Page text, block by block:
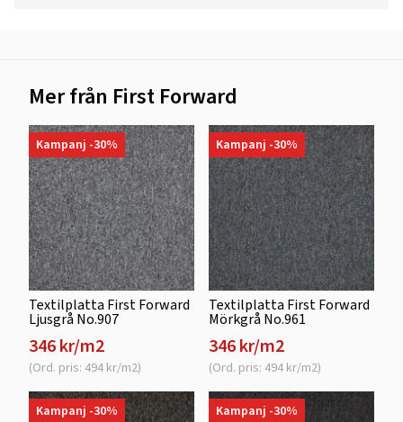
Mer från First Forward
Kampanj -30%
Textilplatta First Forward
Ljusgrå No.907
346 kr/m2
(Ord. pris: 494 kr/m2)
Kampanj -30%
Textilplatta First Forward
Mörkgrå No.961
346 kr/m2
(Ord. pris: 494 kr/m2)
Kampanj -30% Kampanj -30%